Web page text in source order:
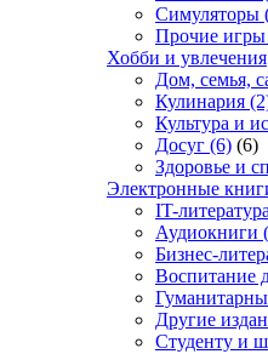
Симуляторы
Прочие игры
Хобби и увлечения
Дом, семья,
Кулинария
Культура и
Досуг (6) (6)
Здоровье и
Электронные
IT-литература
Аудиокниги
Бизнес-
Воспитание
Другие
Студенту и